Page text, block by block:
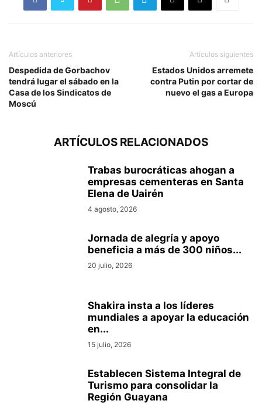
Artículos anteriores
Despedida de Gorbachov
tendrá lugar el sábado en la
Casa de los Sindicatos de
Moscú
Artículos siguientes
Estados Unidos arremete
contra Putin por cortar de
nuevo el gas a Europa
ARTÍCULOS RELACIONADOS
Trabas burocráticas ahogan a
empresas cementeras en Santa
Elena de Uairén
4 agosto, 2026
Jornada de alegría y apoyo
beneficia a más de 300 niños...
20 julio, 2026
Shakira insta a los líderes
mundiales a apoyar la educación
en...
15 julio, 2026
Establecen Sistema Integral de
Turismo para consolidar la
Región Guayana